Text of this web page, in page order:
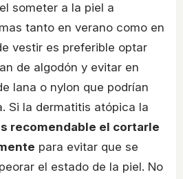
someter a la piel a
tanto en verano como en
vestir es preferible optar
de algodón y evitar en
lana o nylon que podrían
Si la dermatitis atópica la
recomendable el cortarle
para evitar que se
el estado de la piel. No